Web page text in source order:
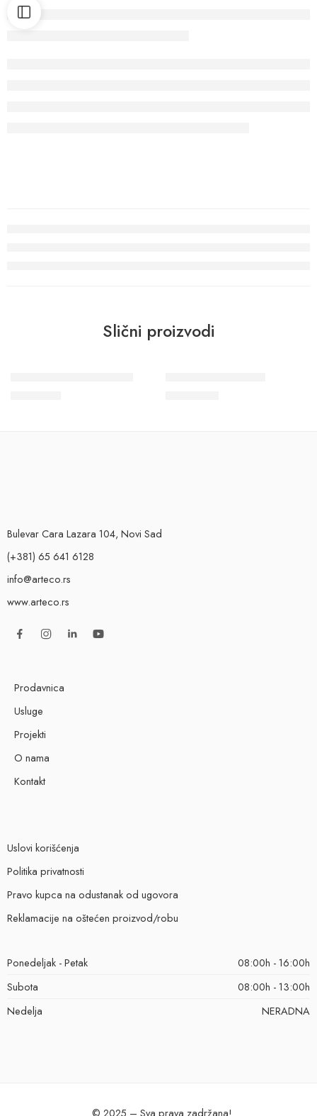
Slični proizvodi
Bulevar Cara Lazara 104, Novi Sad
(+381) 65 641 6128
info@arteco.rs
www.arteco.rs
Prodavnica
Usluge
Projekti
O nama
Kontakt
Uslovi korišćenja
Politika privatnosti
Pravo kupca na odustanak od ugovora
Reklamacije na oštećen proizvod/robu
Ponedeljak - Petak
08:00h - 16:00h
Subota
08:00h - 13:00h
Nedelja
NERADNA
© 2025 – Sva prava zadržana!